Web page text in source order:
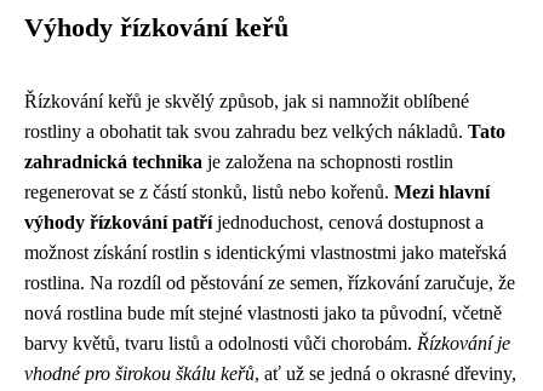
Výhody řízkování keřů
Řízkování keřů je skvělý způsob, jak si namnožit oblíbené
rostliny a obohatit tak svou zahradu bez velkých nákladů. Tato
zahradnická technika je založena na schopnosti rostlin
regenerovat se z částí stonků, listů nebo kořenů. Mezi hlavní
výhody řízkování patříjednoduchost, cenová dostupnost a
možnost získání rostlin s identickými vlastnostmi jako mateřská
rostlina. Na rozdíl od pěstování ze semen, řízkování zaručuje, že
nová rostlina bude mít stejné vlastnosti jako ta původní, včetně
barvy květů, tvaru listů a odolnosti vůči chorobám. Řízkování je
vhodné pro širokou škálu keřů, ať už se jedná o okrasné dřeviny,